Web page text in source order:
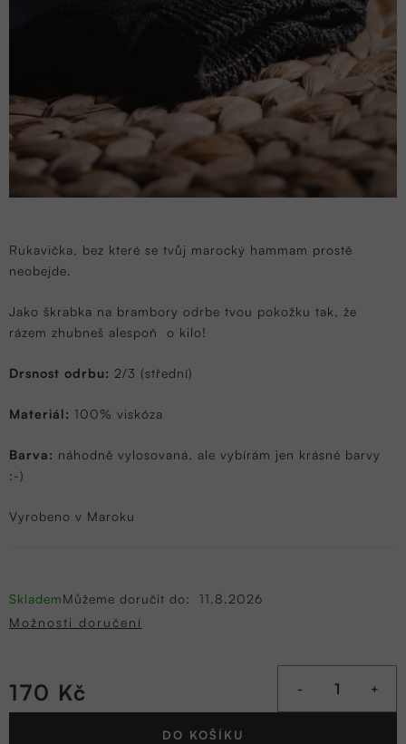
Rukavička, bez které se tvůj marocký hammam prostě
neobejde.
Jako škrabka na brambory odrbe tvou pokožku tak, že
rázem zhubneš alespoň o kilo!
Drsnost odrbu: 2/3 (střední)
Materiál: 100% viskóza
Barva: náhodně vylosovaná, ale vybírám jen krásné barvy
:-)
Vyrobeno v Maroku
SklademMůžeme doručit do:
11.8.2026
Možnosti doručení
170 Kč
Měrná
DO KOŠÍKU